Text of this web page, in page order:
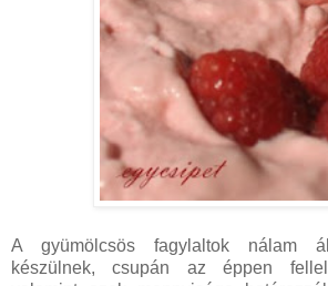
A gyümölcsös fagylaltok nálam
készülnek, csupán az éppen